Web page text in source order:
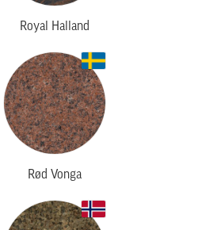
Royal Halland
Rød Vonga